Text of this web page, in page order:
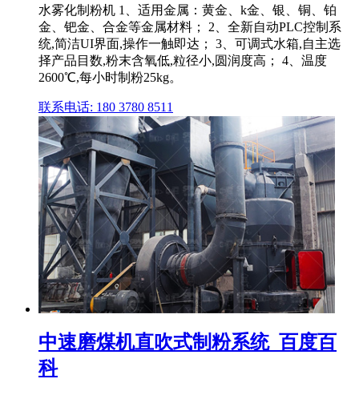
水雾化制粉机 1、适用金属：黄金、k金、银、铜、铂
金、钯金、合金等金属材料； 2、全新自动PLC控制系
统,简洁UI界面,操作一触即达； 3、可调式水箱,自主选
择产品目数,粉末含氧低,粒径小,圆润度高； 4、温度
2600℃,每小时制粉25kg。
联系电话: 180 3780 8511
中速磨煤机直吹式制粉系统_百度百
科